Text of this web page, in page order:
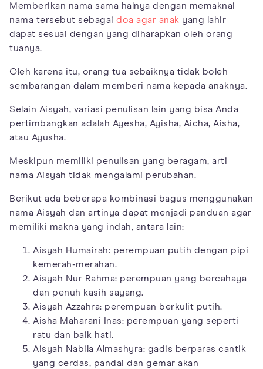
Memberikan nama sama halnya dengan memaknai
nama tersebut sebagai doa agar anak yang lahir
dapat sesuai dengan yang diharapkan oleh orang
tuanya.
Oleh karena itu, orang tua sebaiknya tidak boleh
sembarangan dalam memberi nama kepada anaknya.
Selain Aisyah, variasi penulisan lain yang bisa Anda
pertimbangkan adalah Ayesha, Ayisha, Aicha, Aisha,
atau Ayusha.
Meskipun memiliki penulisan yang beragam, arti
nama Aisyah tidak mengalami perubahan.
Berikut ada beberapa kombinasi bagus menggunakan
nama Aisyah dan artinya dapat menjadi panduan agar
memiliki makna yang indah, antara lain:
Aisyah Humairah: perempuan putih dengan pipi
kemerah-merahan.
Aisyah Nur Rahma: perempuan yang bercahaya
dan penuh kasih sayang.
Aisyah Azzahra: perempuan berkulit putih.
Aisha Maharani Inas: perempuan yang seperti
ratu dan baik hati.
Aisyah Nabila Almashyra: gadis berparas cantik
yang cerdas, pandai dan gemar akan